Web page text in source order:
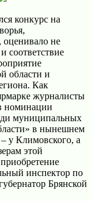
конкурс на
оценивало не
соответствие
области и
Как
журналисты
номинации
муниципальных
в нынешнем
у Климовского, а
этой
инспектор по
Брянской